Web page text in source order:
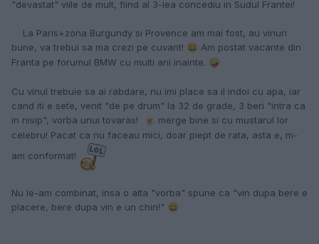
"devastat" viile de mult, fiind al 3-lea concediu in Sudul Frantei!
La Paris+zona Burgundy si Provence am mai fost, au vinuri
bune, va trebui sa ma crezi pe cuvant! 😄 Am postat vacante din
Franta pe forumul BMW cu multi ani inainte. 🤪
Cu vinul trebuie sa ai rabdare, nu imi place sa il indoi cu apa, iar
cand iti e sete, venit "de pe drum" la 32 de grade, 3 beri "intra ca
in nisip", vorba unui tovaras!
🍺
merge bine si cu mustarul lor
celebru! Pacat ca nu faceau mici, doar piept de rata, asta e, m-
am conformat!
Nu le-am combinat, insa o alta "vorba" spune ca "vin dupa bere e
placere, bere dupa vin e un chin!" 😄